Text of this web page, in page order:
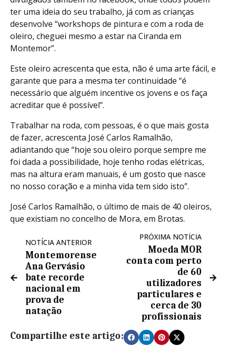
ter uma ideia do seu trabalho, já com as crianças
desenvolve “workshops de pintura e com a roda de
oleiro, cheguei mesmo a estar na Ciranda em
Montemor”.
Este oleiro acrescenta que esta, não é uma arte fácil, e
garante que para a mesma ter continuidade “é
necessário que alguém incentive os jovens e os faça
acreditar que é possível”.
Trabalhar na roda, com pessoas, é o que mais gosta
de fazer, acrescenta José Carlos Ramalhão,
adiantando que “hoje sou oleiro porque sempre me
foi dada a possibilidade, hoje tenho rodas elétricas,
mas na altura eram manuais, é um gosto que nasce
no nosso coração e a minha vida tem sido isto”.
José Carlos Ramalhão, o último de mais de 40 oleiros,
que existiam no concelho de Mora, em Brotas.
NOTÍCIA ANTERIOR
Montemorense
Ana Gervásio
bate recorde
nacional em
prova de
natação
PRÓXIMA NOTÍCIA
Moeda MOR
conta com perto
de 60
utilizadores
particulares e
cerca de 30
profissionais
Compartilhe este artigo: